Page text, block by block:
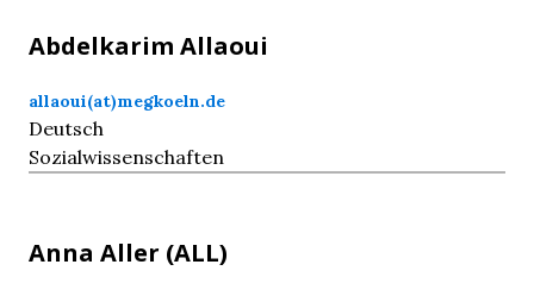
Abdelkarim Allaoui
allaoui(at)megkoeln.de
Deutsch
Sozialwissenschaften
Anna Aller (ALL)